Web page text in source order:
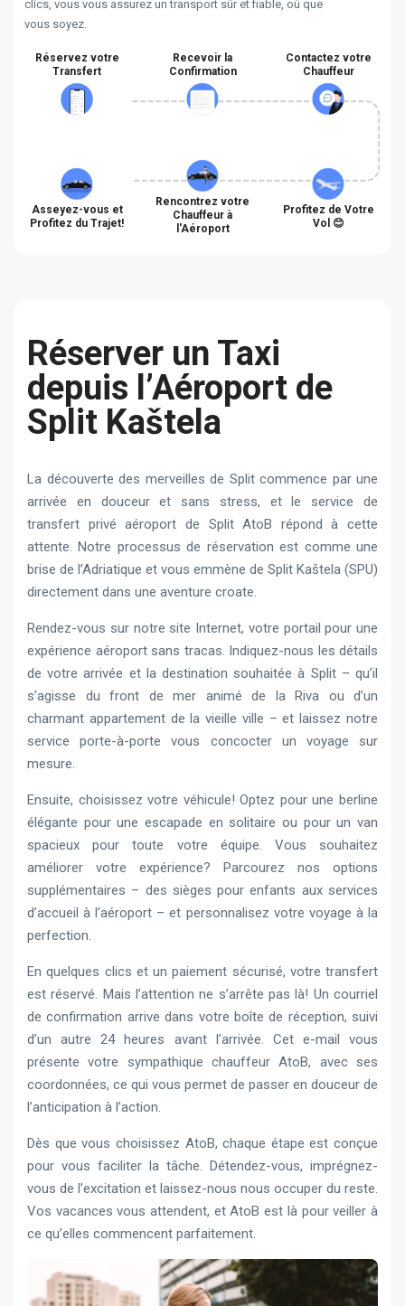
clics, vous vous assurez un transport sûr et fiable, où que
vous soyez.
Réservez votre
Transfert
Recevoir la
Confirmation
Contactez votre
Chauffeur
Asseyez-vous et
Profitez du Trajet!
Rencontrez votre
Chauffeur à
l'Aéroport
Profitez de Votre
Vol 😊
Réserver un Taxi
depuis l’Aéroport de
Split Kaštela
La découverte des merveilles de Split commence par une
arrivée en douceur et sans stress, et le service de
transfert privé aéroport de Split AtoB répond à cette
attente. Notre processus de réservation est comme une
brise de l’Adriatique et vous emmène de Split Kaštela (SPU)
directement dans une aventure croate.
Rendez-vous sur notre site Internet, votre portail pour une
expérience aéroport sans tracas. Indiquez-nous les détails
de votre arrivée et la destination souhaitée à Split – qu’il
s’agisse du front de mer animé de la Riva ou d’un
charmant appartement de la vieille ville – et laissez notre
service porte-à-porte vous concocter un voyage sur
mesure.
Ensuite, choisissez votre véhicule! Optez pour une berline
élégante pour une escapade en solitaire ou pour un van
spacieux pour toute votre équipe. Vous souhaitez
améliorer votre expérience? Parcourez nos options
supplémentaires – des sièges pour enfants aux services
d’accueil à l’aéroport – et personnalisez votre voyage à la
perfection.
En quelques clics et un paiement sécurisé, votre transfert
est réservé. Mais l’attention ne s’arrête pas là! Un courriel
de confirmation arrive dans votre boîte de réception, suivi
d’un autre 24 heures avant l’arrivée. Cet e-mail vous
présente votre sympathique chauffeur AtoB, avec ses
coordonnées, ce qui vous permet de passer en douceur de
l’anticipation à l’action.
Dès que vous choisissez AtoB, chaque étape est conçue
pour vous faciliter la tâche. Détendez-vous, imprégnez-
vous de l’excitation et laissez-nous nous occuper du reste.
Vos vacances vous attendent, et AtoB est là pour veiller à
ce qu’elles commencent parfaitement.